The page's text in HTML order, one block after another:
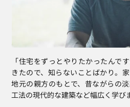
「住宅をずっとやりたかったんで
きたので、知らないことばかり。
地元の親方のもとで、昔ながらの
工法の現代的な建築など幅広く学び